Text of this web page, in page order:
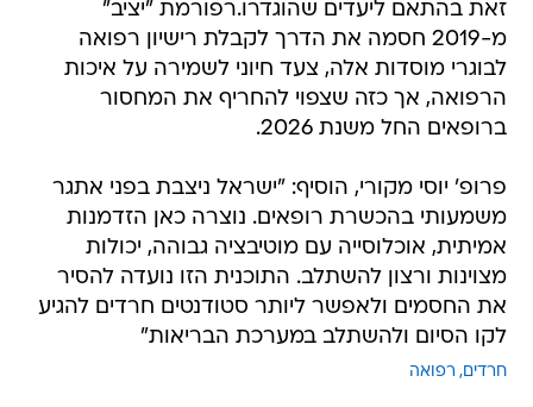
לבוגרי מוסדות אלה, צעד חיוני לשמירה על איכות
הרפואה, אך כזה שצפוי להחריף את המחסור
ברופאים החל משנת 2026.
פרופ' יוסי מקורי, הוסיף: "ישראל ניצבת בפני אתגר
אמיתית, אוכלוסייה עם מוטיבציה גבוהה, יכולות
מצוינות ורצון להשתלב. התוכנית הזו נועדה להסיר
את החסמים ולאפשר ליותר סטודנטים חרדים להגיע
לקו הסיום ולהשתלב במערכת הבריאות"
חרדים רפואה